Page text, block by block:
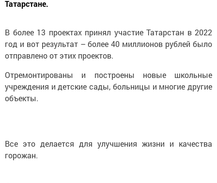
Татарстане.
В более 13 проектах принял участие Татарстан в 2022
год и вот результат – более 40 миллионов рублей было
отправлено от этих проектов.
Отремонтированы и построены новые школьные
учреждения и детские сады, больницы и многие другие
объекты.
Все это делается для улучшения жизни и качества
горожан.